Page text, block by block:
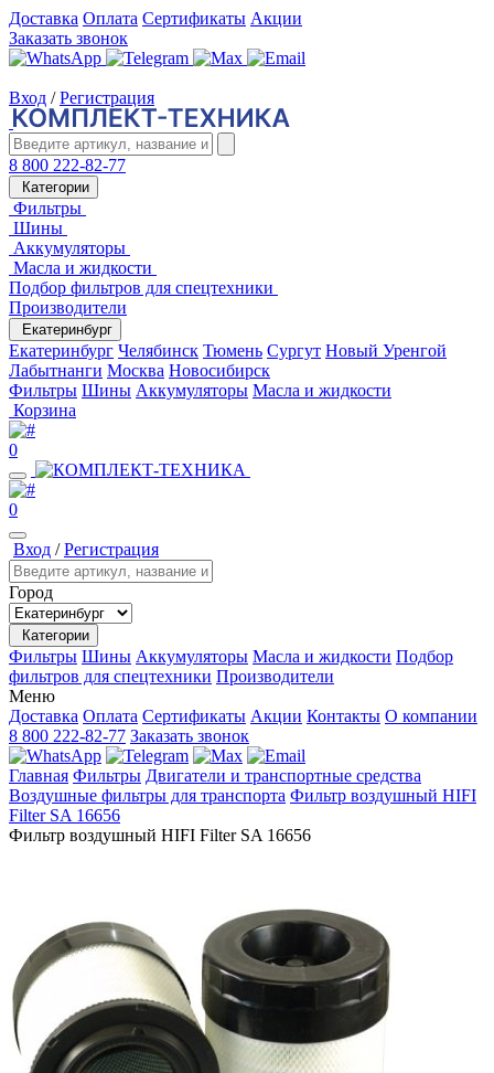
Доставка Оплата Сертификаты Акции
Заказать звонок
Вход / Регистрация
8 800 222-82-77
Категории
Фильтры
Шины
Аккумуляторы
Масла и жидкости
Подбор фильтров для спецтехники
Производители
Екатеринбург
Екатеринбург Челябинск Тюмень Сургут Новый Уренгой
Лабытнанги Москва Новосибирск
Фильтры Шины Аккумуляторы Масла и жидкости
Корзина
0
0
Вход /Регистрация
Город
Категории
Фильтры Шины Аккумуляторы Масла и жидкости Подбор
фильтров для спецтехники Производители
Меню
Доставка Оплата Сертификаты Акции Контакты О компании
8 800 222-82-77 Заказать звонок
Главная Фильтры Двигатели и транспортные средства
Воздушные фильтры для транспорта Фильтр воздушный HIFI
Filter SA 16656
Фильтр воздушный HIFI Filter SA 16656